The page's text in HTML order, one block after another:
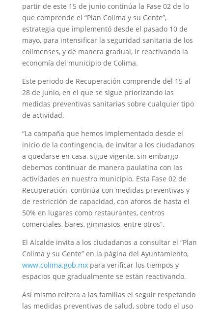
partir de este 15 de junio continúa la Fase 02 de lo
que comprende el “Plan Colima y su Gente”,
estrategia que implementó desde el pasado 10 de
mayo, para intensificar la seguridad sanitaria de los
colimenses, y de manera gradual, ir reactivando la
economía del municipio de Colima.
Este periodo de Recuperación comprende del 15 al
28 de junio, en el que se sigue priorizando las
medidas preventivas sanitarias sobre cualquier tipo
de actividad.
“La campaña que hemos implementado desde el
inicio de la contingencia, de invitar a los ciudadanos
a quedarse en casa, sigue vigente, sin embargo
debemos continuar de manera paulatina con las
actividades en nuestro municipio. Esta Fase 02 de
Recuperación, continúa con medidas preventivas y
de restricción de capacidad, con aforos de hasta el
50% en lugares como restaurantes, centros
comerciales, bares, gimnasios, entre otros”.
El Alcalde invita a los ciudadanos a consultar el “Plan
Colima y su Gente” en la página del Ayuntamiento,
www.colima.gob.mxpara verificar los tiempos y
espacios que gradualmente se están reactivando.
Así mismo reitera a las familias el seguir respetando
las medidas preventivas de salud, sobre todo el uso